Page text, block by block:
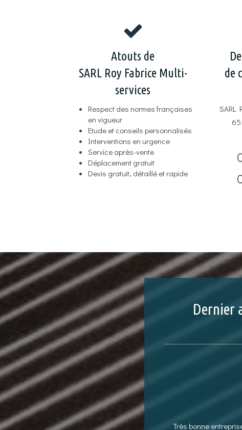
Atouts de
SARL Roy Fabrice Multi-
services
Respect des normes françaises
en vigueur
Etude et conseils personnalisés
Interventions en urgence
Service après-vente
Déplacement gratuit
Devis gratuit, détaillé et rapide
de
SARL
Dernier
Très bonne